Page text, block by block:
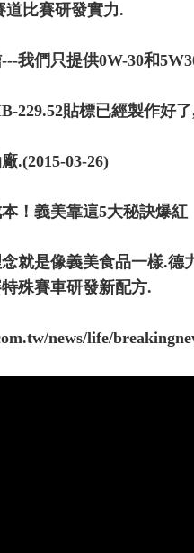
道比賽研發實力.
我們只提供0W-30和
229.52貼標已經製作好
.(2015-03-26)
！義美靠這5大秘訣爆紅
就是像義美食品一樣.
殊賽車研發新配方.
news/life/